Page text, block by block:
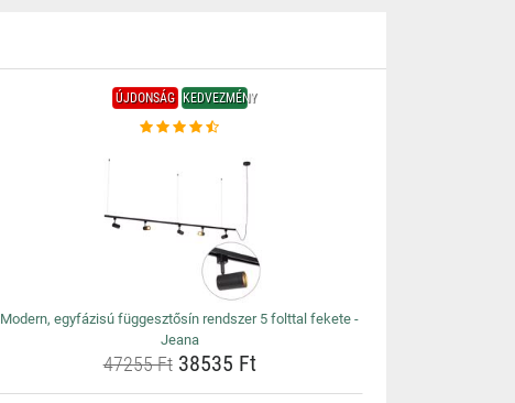
ÚJDONSÁG KEDVEZMÉNY
Modern, egyfázisú függesztősín rendszer 5 folttal fekete -
Jeana
47255 Ft38535 Ft